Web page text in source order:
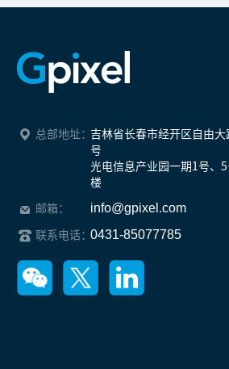
总部地址：吉林省长春市经开区自由大
号
光电信息产业园一期1号、
楼
邮箱： info@gpixel.com
联系电话：0431-85077785